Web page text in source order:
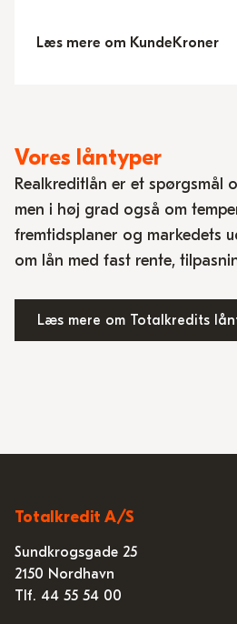
Læs mere om KundeKroner
Vores låntyper
Realkreditlån er et spørgsmål
men i høj grad også om
fremtidsplaner og markedets
om lån med fast rente,
Læs mere om Totalkredits
Totalkredit A/S
Sundkrogsgade 25
2150 Nordhavn
Tlf. 44 55 54 00